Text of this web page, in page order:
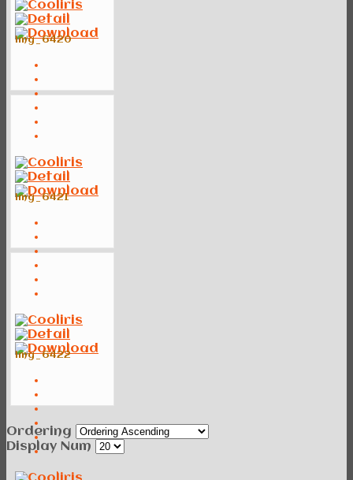
img_6420
img_6421
img_6422
Ordering
Display Num